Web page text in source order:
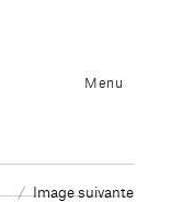
Menu
Image suivante